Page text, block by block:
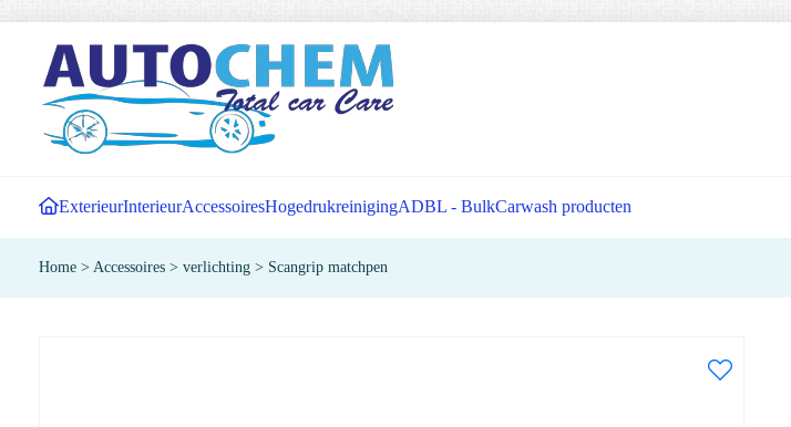
ExterieurInterieurAccessoiresHogedrukreinigingADBL - BulkCarwash producten
Home > Accessoires > verlichting > Scangrip matchpen